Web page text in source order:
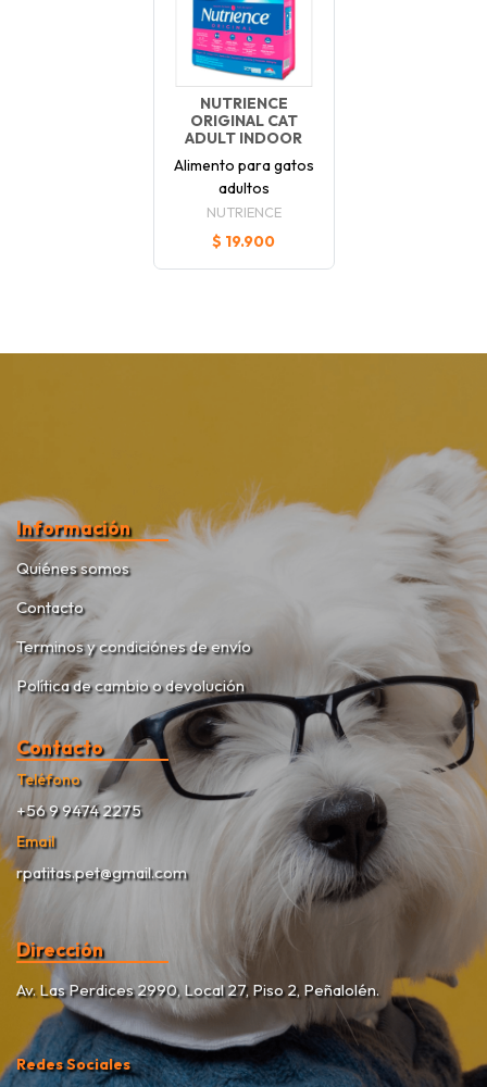
NUTRIENCE
ORIGINAL CAT
ADULT INDOOR
Alimento para gatos
adultos
NUTRIENCE
$ 19.900
Información
Quiénes somos
Contacto
Terminos y condiciónes de envío
Política de cambio o devolución
Contacto
Teléfono
+56 9 9474 2275
Email
rpatitas.pet@gmail.com
Dirección
Av. Las Perdices 2990, Local 27, Piso 2, Peñalolén.
Redes Sociales